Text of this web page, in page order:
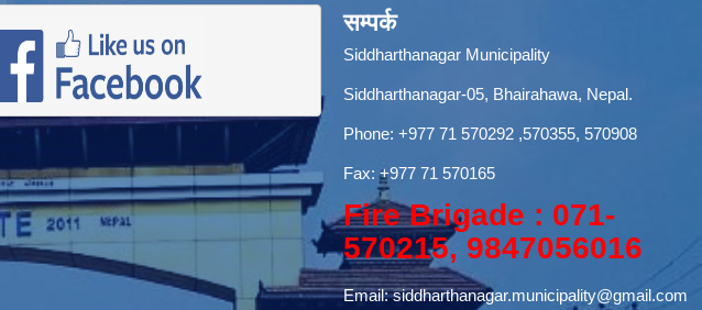
सम्पर्क
Siddharthanagar Municipality
Siddharthanagar-05, Bhairahawa, Nepal.
Phone: +977 71 570292 ,570355, 570908
Fax: +977 71 570165
Fire Brigade : 071-
570215, 9847056016
Email:siddharthanagar.municipality@gmail.com